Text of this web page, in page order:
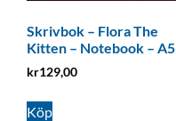
Skrivbok – Flora The
Kitten – Notebook – A5
kr129,00
Köp